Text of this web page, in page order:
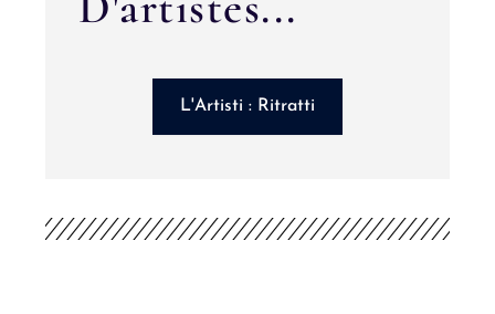
L'Artisti : Ritratti